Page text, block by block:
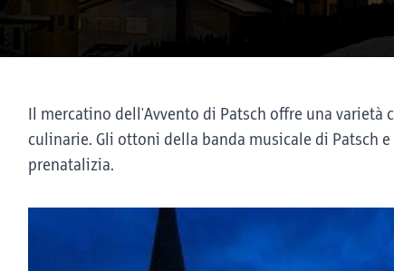
Il mercatino dell'Avvento di Patsch offre una
culinarie. Gli ottoni della banda musicale di Patsch
prenatalizia.